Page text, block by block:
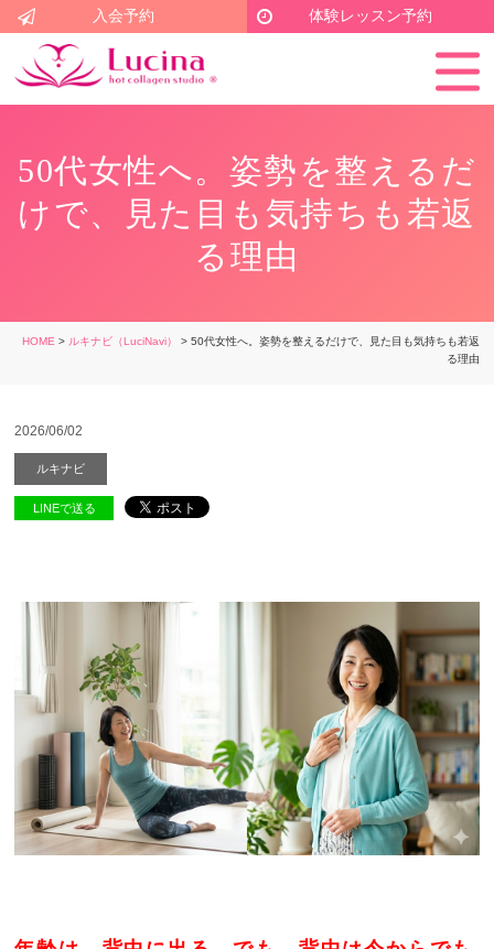
入会予約 体験レッスン予約
50代女性へ。姿勢を整えるだ
けで、見た目も気持ちも若返
る理由
HOME > ルキナビ（LuciNavi）
> 50代女性へ。姿勢を整えるだけで、見た目も気持ちも若返
る理由
2026/06/02
ルキナビ
LINEで送る